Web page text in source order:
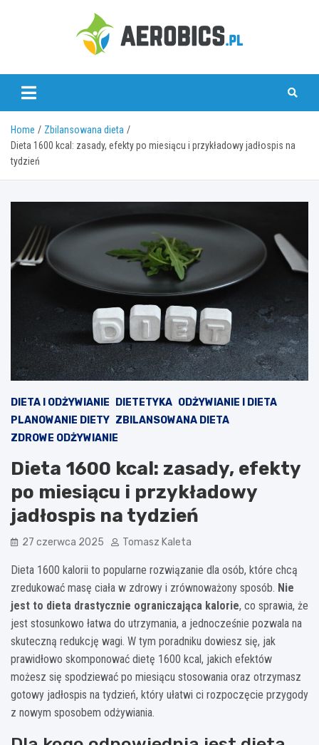
aerobics.pl
Home
Zbilansowana dieta
Dieta 1600 kcal: zasady, efekty po miesiącu i przykładowy jadłospis na
tydzień
DIETA I ODŻYWIANIE DIETETYKA ODŻYWIANIE I DIETA
PLANOWANIE DIETY ZBILANSOWANA DIETA
ZDROWE ODŻYWIANIE
Dieta 1600 kcal: zasady, efekty
po miesiącu i przykładowy
jadłospis na tydzień
27 czerwca 2025 Tomasz Kaleta
Dieta 1600 kalorii to popularne rozwiązanie dla osób, które chcą
zredukować masę ciała w zdrowy i zrównoważony sposób. Nie
jest to dieta drastycznie ograniczająca kalorie, co sprawia, że
jest stosunkowo łatwa do utrzymania, a jednocześnie pozwala na
skuteczną redukcję wagi. W tym poradniku dowiesz się, jak
prawidłowo skomponować dietę 1600 kcal, jakich efektów
możesz się spodziewać po miesiącu stosowania oraz otrzymasz
gotowy jadłospis na tydzień, który ułatwi ci rozpoczęcie przygody
z nowym sposobem odżywiania.